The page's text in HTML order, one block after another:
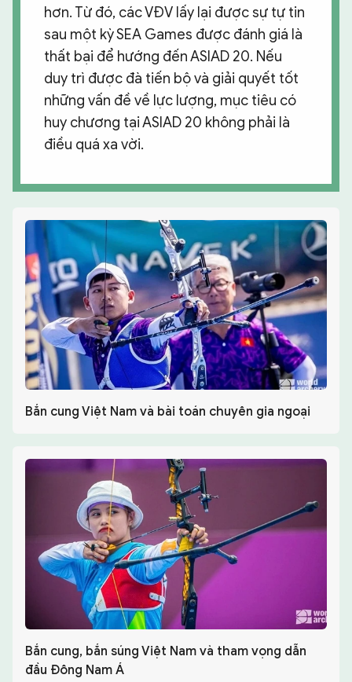
hơn. Từ đó, các VĐV lấy lại được sự tự tin
sau một kỳ SEA Games được đánh giá là
thất bại để hướng đến ASIAD 20. Nếu
duy trì được đà tiến bộ và giải quyết tốt
những vấn đề về lực lượng, mục tiêu có
huy chương tại ASIAD 20 không phải là
điều quá xa vời.
Bắn cung Việt Nam và bài toán chuyên gia ngoại
Bắn cung, bắn súng Việt Nam và tham vọng dẫn
đầu Đông Nam Á